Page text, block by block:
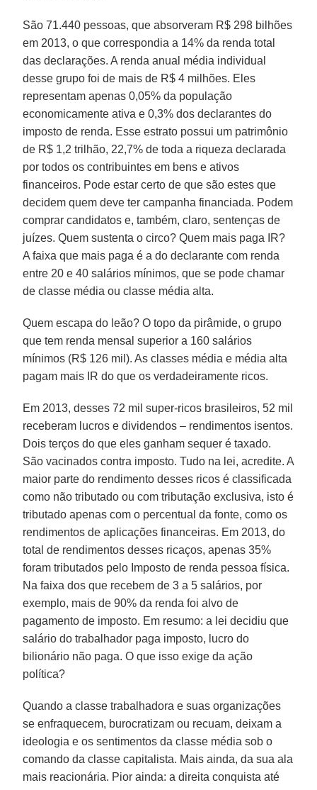
São 71.440 pessoas, que absorveram R$ 298 bilhões
em 2013, o que correspondia a 14% da renda total
das declarações. A renda anual média individual
desse grupo foi de mais de R$ 4 milhões. Eles
representam apenas 0,05% da população
economicamente ativa e 0,3% dos declarantes do
imposto de renda. Esse estrato possui um patrimônio
de R$ 1,2 trilhão, 22,7% de toda a riqueza declarada
por todos os contribuintes em bens e ativos
financeiros. Pode estar certo de que são estes que
decidem quem deve ter campanha financiada. Podem
comprar candidatos e, também, claro, sentenças de
juízes. Quem sustenta o circo? Quem mais paga IR?
A faixa que mais paga é a do declarante com renda
entre 20 e 40 salários mínimos, que se pode chamar
de classe média ou classe média alta.
Quem escapa do leão? O topo da pirâmide, o grupo
que tem renda mensal superior a 160 salários
mínimos (R$ 126 mil). As classes média e média alta
pagam mais IR do que os verdadeiramente ricos.
Em 2013, desses 72 mil super-ricos brasileiros, 52 mil
receberam lucros e dividendos – rendimentos isentos.
Dois terços do que eles ganham sequer é taxado.
São vacinados contra imposto. Tudo na lei, acredite. A
maior parte do rendimento desses ricos é classificada
como não tributado ou com tributação exclusiva, isto é
tributado apenas com o percentual da fonte, como os
rendimentos de aplicações financeiras. Em 2013, do
total de rendimentos desses ricaços, apenas 35%
foram tributados pelo Imposto de renda pessoa física.
Na faixa dos que recebem de 3 a 5 salários, por
exemplo, mais de 90% da renda foi alvo de
pagamento de imposto. Em resumo: a lei decidiu que
salário do trabalhador paga imposto, lucro do
bilionário não paga. O que isso exige da ação
política?
Quando a classe trabalhadora e suas organizações
se enfraquecem, burocratizam ou recuam, deixam a
ideologia e os sentimentos da classe média sob o
comando da classe capitalista. Mais ainda, da sua ala
mais reacionária. Pior ainda: a direita conquista até